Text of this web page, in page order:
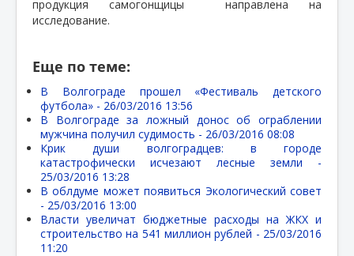
продукция самогонщицы
направлена на
исследование.
Еще по теме:
В Волгограде прошел «Фестиваль детского
футбола» - 26/03/2016 13:56
В Волгограде за ложный донос об ограблении
мужчина получил судимость - 26/03/2016 08:08
Крик души волгоградцев: в городе
катастрофически исчезают лесные земли -
25/03/2016 13:28
В облдуме может появиться Экологический совет
- 25/03/2016 13:00
Власти увеличат бюджетные расходы на ЖКХ и
строительство на 541 миллион рублей - 25/03/2016
11:20